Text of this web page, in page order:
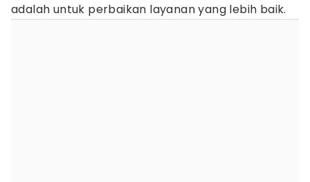
adalah untuk perbaikan layanan yang lebih baik.